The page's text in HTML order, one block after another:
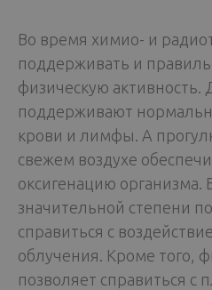
Во время химио- и
поддерживать и
физическую активность.
поддерживают
крови и лимфы. А
свежем воздухе
оксигенацию организма.
значительной степени
справиться с
облучения. Кроме того,
позволяет справиться с